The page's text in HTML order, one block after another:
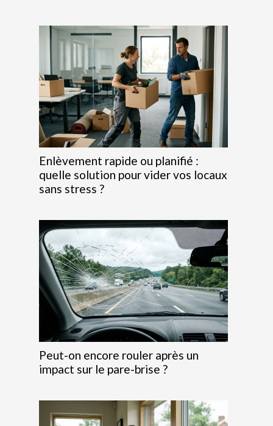
Enlèvement rapide ou planifié :
quelle solution pour vider vos locaux
sans stress ?
Peut-on encore rouler après un
impact sur le pare-brise ?